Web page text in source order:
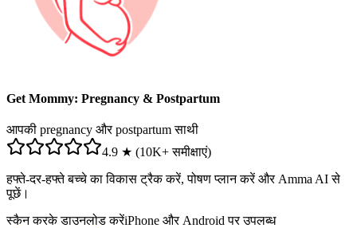
Get Mommy: Pregnancy & Postpartum
आपकी pregnancy और postpartum साथी
4.9 ★ (10K+ समीक्षाएं)
हफ्ते-दर-हफ्ते बच्चे का विकास ट्रैक करें, पोषण प्लान करें और Amma AI से
पूछें।
स्कैन करके डाउनलोड करेंiPhone और Android पर उपलब्ध